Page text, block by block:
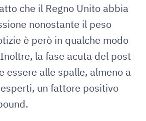
che il Regno Unito abbia
nonostante il peso
è però in qualche modo
la fase acuta del post
essere alle spalle, almeno a
un fattore positivo